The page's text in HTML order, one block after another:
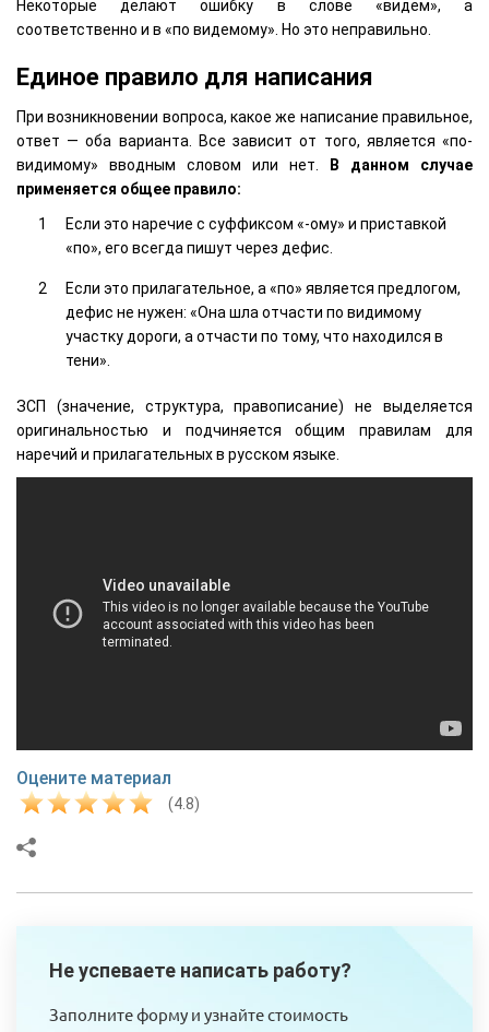
Некоторые делают ошибку в слове «видем», а
соответственно и в «по видемому». Но это неправильно.
Единое правило для написания
При возникновении вопроса, какое же написание правильное,
ответ — оба варианта. Все зависит от того, является «по-
видимому» вводным словом или нет.
В данном случае
применяется общее правило:
Если это наречие с суффиксом «-ому» и приставкой
«по», его всегда пишут через дефис.
Если это прилагательное, а «по» является предлогом,
дефис не нужен: «Она шла отчасти по видимому
участку дороги, а отчасти по тому, что находился в
тени».
ЗСП (значение, структура, правописание) не выделяется
оригинальностью и подчиняется общим правилам для
наречий и прилагательных в русском языке.
Оцените материал
(4.8)
Не успеваете написать работу?
Заполните форму и узнайте стоимость